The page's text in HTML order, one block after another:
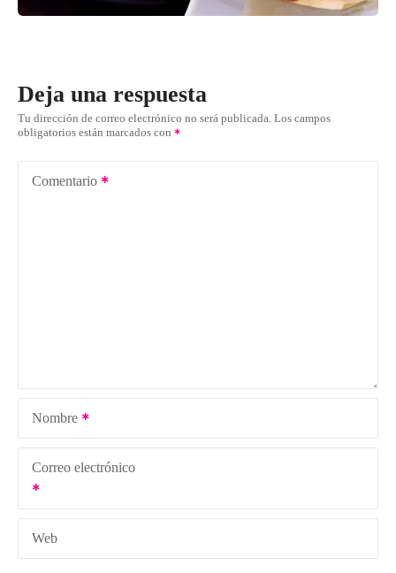
Deja una respuesta
Tu dirección de correo electrónico no será publicada. Los campos
obligatorios están marcados con
Comentario
Nombre
Correo electrónico
Web